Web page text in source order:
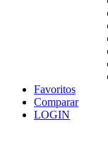
Favoritos
Comparar
LOGIN